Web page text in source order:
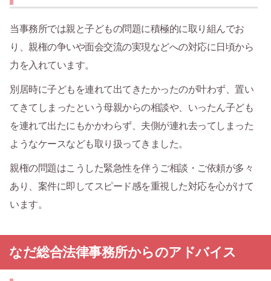
当事務所では親と子どもの問題に積極的に取り組んでお
り、親権の争いや面会交流の実現などへの対応に日頃から
力を入れています。
別居時に子どもを連れて出てきたかったのが叶わず、置い
てきてしまったという母親からの相談や、いったん子ども
を連れて出たにもかかわらず、夫側が連れ去ってしまった
ようなケースなども取り扱ってきました。
親権の問題はこうした緊急性を伴うご相談・ご依頼が多々
あり、案件に即してスピード感を重視した対応を心がけて
います。
なだ総合法律事務所からのアドバイス